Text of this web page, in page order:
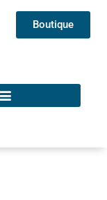
Boutique